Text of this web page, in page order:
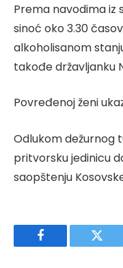
Prema navodima iz
sinoć oko 3.30
alkoholisanom
takođe državljanku
Povređenoj ženi
Odlukom dežurnog
pritvorsku jedinicu
saopštenju
Facebook